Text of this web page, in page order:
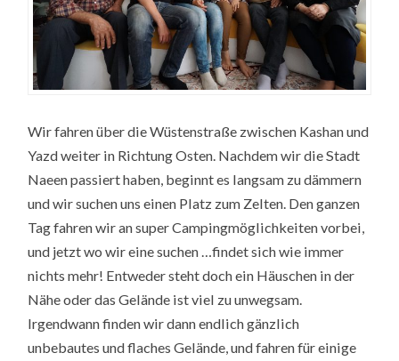
Wir fahren über die Wüstenstraße zwischen Kashan und
Yazd weiter in Richtung Osten. Nachdem wir die Stadt
Naeen passiert haben, beginnt es langsam zu dämmern
und wir suchen uns einen Platz zum Zelten. Den ganzen
Tag fahren wir an super Campingmöglichkeiten vorbei,
und jetzt wo wir eine suchen …findet sich wie immer
nichts mehr! Entweder steht doch ein Häuschen in der
Nähe oder das Gelände ist viel zu unwegsam.
Irgendwann finden wir dann endlich gänzlich
unbebautes und flaches Gelände, und fahren für einige